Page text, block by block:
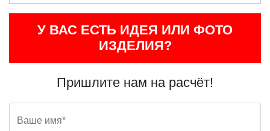
У ВАС ЕСТЬ ИДЕЯ ИЛИ ФОТО
ИЗДЕЛИЯ?
Пришлите нам на расчёт!